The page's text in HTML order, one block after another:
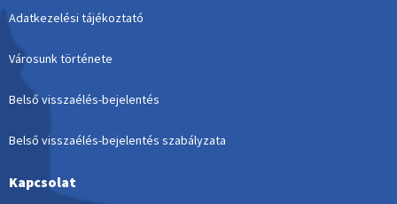
Adatkezelési tájékoztató
Városunk története
Belső visszaélés-bejelentés
Belső visszaélés-bejelentés szabályzata
Kapcsolat